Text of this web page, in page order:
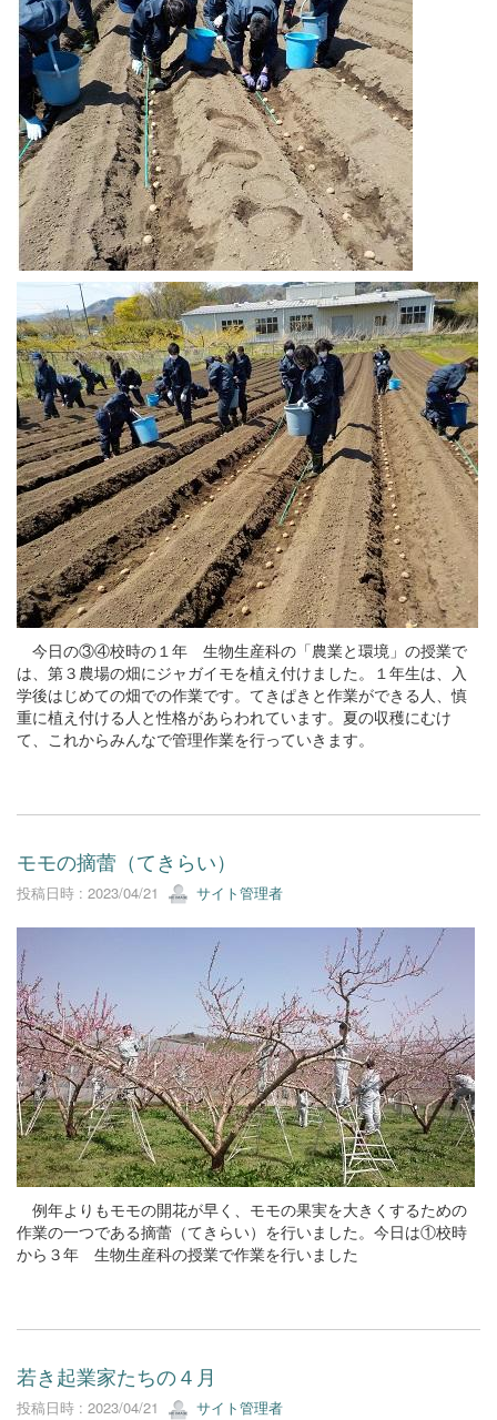
今日の③④校時の１年 生物生産科の「農業と環境」の授業で
は、第３農場の畑にジャガイモを植え付けました。１年生は、入
学後はじめての畑での作業です。てきぱきと作業ができる人、慎
重に植え付ける人と性格があらわれています。夏の収穫にむけ
て、これからみんなで管理作業を行っていきます。
モモの摘蕾（てきらい）
投稿日時 : 2023/04/21 サイト管理者
例年よりもモモの開花が早く、モモの果実を大きくするための
作業の一つである摘蕾（てきらい）を行いました。今日は①校時
から３年 生物生産科の授業で作業を行いました
若き起業家たちの４月
投稿日時 : 2023/04/21 サイト管理者